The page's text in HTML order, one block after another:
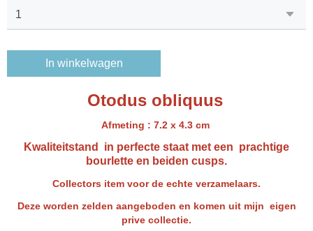
In winkelwagen
Otodus obliquus
Afmeting : 7.2 x 4.3 cm
Kwaliteitstand in perfecte staat met een prachtige
bourlette en beiden cusps.
Collectors item voor de echte verzamelaars.
Deze worden zelden aangeboden en komen uit mijn eigen
prive collectie.